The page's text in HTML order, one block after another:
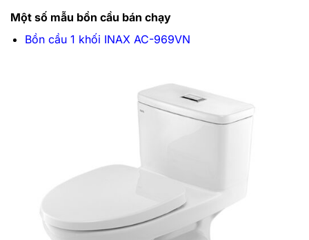
Một số mẫu bồn cầu bán chạy
Bồn cầu 1 khối INAX AC-969VN